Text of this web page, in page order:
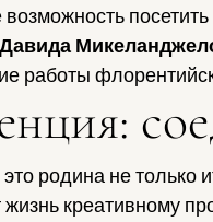
возможность посетить
Давида
работы
родина не только
креативному